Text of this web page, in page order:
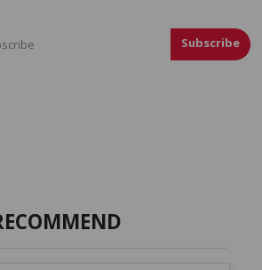
Subscribe